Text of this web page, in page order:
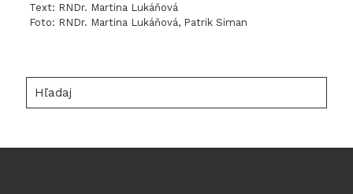
Text: RNDr. Martina Lukáňová
Foto: RNDr. Martina Lukáňová, Patrik Siman